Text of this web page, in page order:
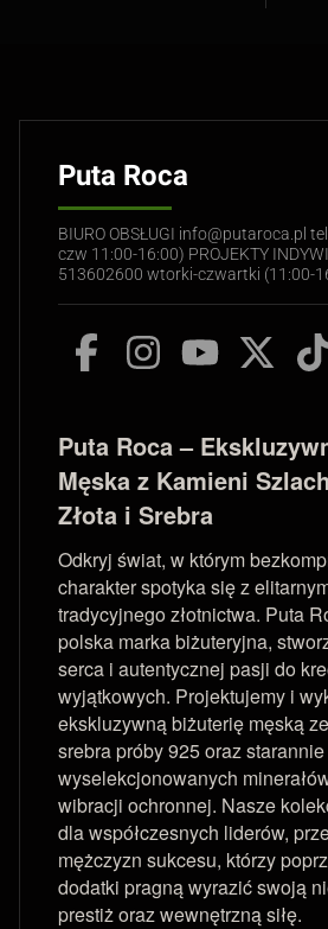
Puta Roca
BIURO OBSŁUGI info@putaroca.pl
czw 11:00-16:00) PROJEKTY
513602600 wtorki-czwartki (11:00-
Puta Roca –
Męska z Kamieni
Złota i Srebra
Odkryj świat, w którym
charakter spotyka się z
tradycyjnego złotnictwa. Puta
polska marka biżuteryjna,
serca i autentycznej pasji do
wyjątkowych. Projektujemy i
ekskluzywną biżuterię męską
srebra próby 925 oraz starannie
wyselekcjonowanych
wibracji ochronnej. Nasze
dla współczesnych liderów,
mężczyzn sukcesu, którzy
dodatki pragną wyrazić swoją
prestiż oraz wewnętrzną siłę.